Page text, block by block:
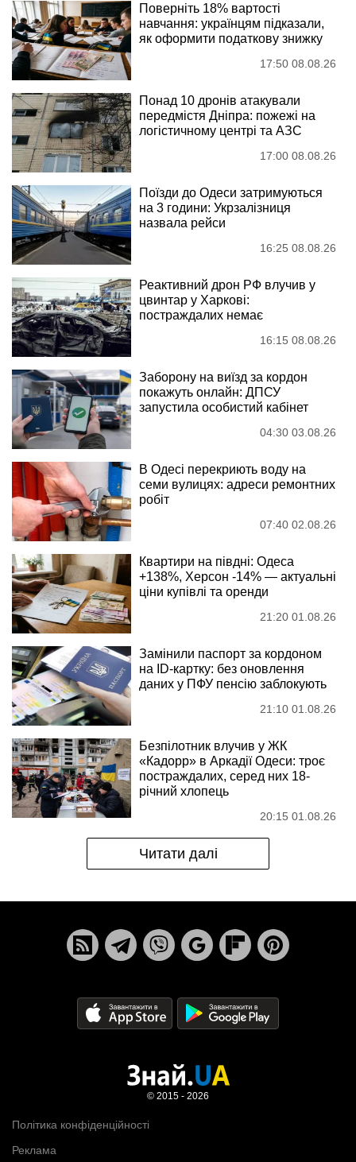
Поверніть 18% вартості
навчання: українцям підказали,
як оформити податкову знижку
17:50 08.08.26
Понад 10 дронів атакували
передмістя Дніпра: пожежі на
логістичному центрі та АЗС
17:00 08.08.26
Поїзди до Одеси затримуються
на 3 години: Укрзалізниця
назвала рейси
16:25 08.08.26
Реактивний дрон РФ влучив у
цвинтар у Харкові:
постраждалих немає
16:15 08.08.26
Заборону на виїзд за кордон
покажуть онлайн: ДПСУ
запустила особистий кабінет
04:30 03.08.26
В Одесі перекриють воду на
семи вулицях: адреси ремонтних
робіт
07:40 02.08.26
Квартири на півдні: Одеса
+138%, Херсон -14% — актуальні
ціни купівлі та оренди
21:20 01.08.26
Замінили паспорт за кордоном
на ID-картку: без оновлення
даних у ПФУ пенсію заблокують
21:10 01.08.26
Безпілотник влучив у ЖК
«Кадорр» в Аркадії Одеси: троє
постраждалих, серед них 18-
річний хлопець
20:15 01.08.26
Читати далі
Політика конфіденційності
Реклама
© 2015 - 2026